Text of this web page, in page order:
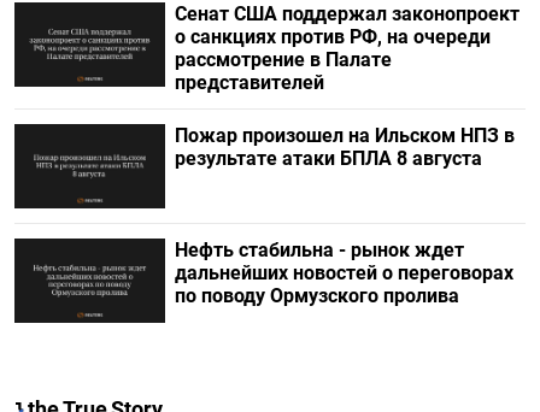
Сенат США поддержал законопроект
о санкциях против РФ, на очереди
рассмотрение в Палате
представителей
Пожар произошел на Ильском НПЗ в
результате атаки БПЛА 8 августа
Нефть стабильна - рынок ждет
дальнейших новостей о переговорах
по поводу Ормузского пролива